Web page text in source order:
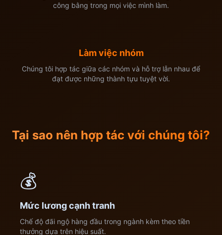
công bằng trong mọi việc mình làm.
Làm việc nhóm
Chúng tôi hợp tác giữa các nhóm và hỗ trợ lẫn nhau để
đạt được những thành tựu tuyệt vời.
Tại sao nên hợp tác với chúng tôi?
💰
Mức lương cạnh tranh
Chế độ đãi ngộ hàng đầu trong ngành kèm theo tiền
thưởng dựa trên hiệu suất.